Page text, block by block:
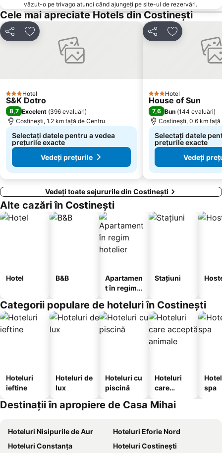
Portul Constanța
Tomis
Faleză Sud
Lacul Siutghiol
Piața Ovidiu
Pescărie
Shablenska Tuzla
Palazu Mare
Zona Industrială
Tăbăcărie
Delfinariul Constanța
Unirii
văzut-o pe trivago atunci când ajungeți pe site-ul de rezervări.
Cele mai apreciate Hotels din Costinești
DistribuițiAdăugaţi la favorite
3 SteleHotel
S&K Dotro
8,7 Excelent (396 evaluări)
Costinești, 1.2 km faţă de Centru
Selectați datele pentru a vedea
prețurile exacte
Vedeți prețurile
DistribuițiAdăugaţi la
3 SteleHotel
House of Sun
7,6 Bun (144 evaluări)
Costinești, 0.6 km faţă
Selectați datele
prețurile exacte
Vedeți
Vedeți toate sejururile din Costinești
Alte cazări în Costinești
Hotel B&B
Apartamen
t în regim
Stațiuni
Categorii populare de hoteluri în Costinești
Hoteluri
ieftine
Hoteluri de
lux
Hoteluri cu
piscină
Hoteluri
care
animale
spa
Destinații în apropiere de Casa Mihai
Hoteluri Nisipurile de Aur
Hoteluri Eforie Nord
Hoteluri Constanța
Hoteluri Costinești